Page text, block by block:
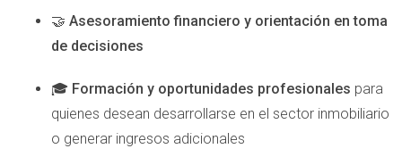
Es esencial contar con un abogado especializado en
derecho inmobiliario español que pueda guiarte a través
del proceso legal.
Verifica que la propiedad tenga todos los permisos
necesarios.
🤝 Asesoramiento financiero y orientación en toma
de decisiones
🎓 Formación y oportunidades profesionales para
quienes desean desarrollarse en el sector inmobiliario
o generar ingresos adicionales